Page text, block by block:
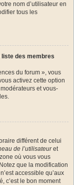
nom d’utilisateur en
tous les
liste des membres
du forum », vous
activez cette option
et vous-
différent de celui
de l’utilisateuret
où vous vous
que la modification
accessible qu’aux
c’est le bon moment